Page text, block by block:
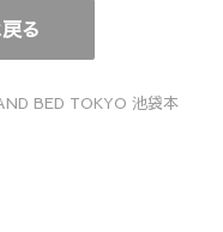
る
BED TOKYO 池袋本